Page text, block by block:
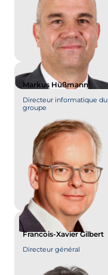
Markus Hüßmann
Directeur informatique du
groupe
Francois-Xavier Gilbert
Directeur général